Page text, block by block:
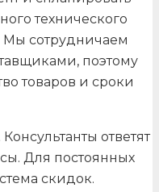
технического
Мы сотрудничаем
поэтому
товаров и сроки
ответят
Для постоянных
скидок.